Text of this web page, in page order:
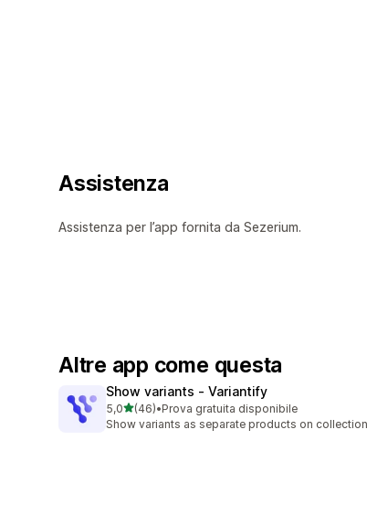
Assistenza
Assistenza per l’app fornita da Sezerium.
Altre app come questa
Show variants ‑ Variantify
5,0stelle su 5
(46)
46 recensioni totali
•Prova gratuita disponibile
Show variants as separate products on